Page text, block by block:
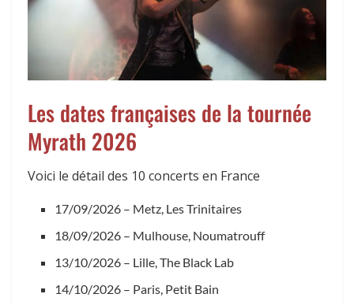
Les dates françaises de la tournée
Myrath 2026
Voici le détail des 10 concerts en France
17/09/2026 – Metz, Les Trinitaires
18/09/2026 – Mulhouse, Noumatrouff
13/10/2026 – Lille, The Black Lab
14/10/2026 – Paris, Petit Bain